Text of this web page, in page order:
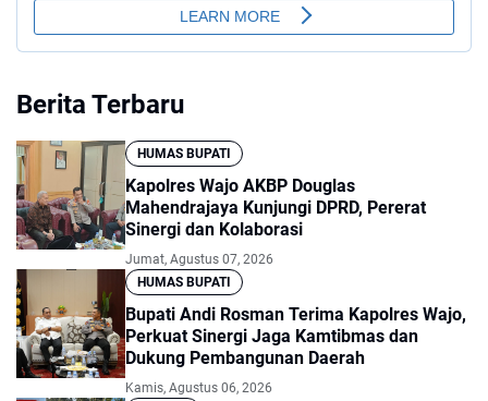
Berita Terbaru
HUMAS BUPATI
Kapolres Wajo AKBP Douglas
Mahendrajaya Kunjungi DPRD, Pererat
Sinergi dan Kolaborasi
Jumat, Agustus 07, 2026
HUMAS BUPATI
Bupati Andi Rosman Terima Kapolres Wajo,
Perkuat Sinergi Jaga Kamtibmas dan
Dukung Pembangunan Daerah
Kamis, Agustus 06, 2026